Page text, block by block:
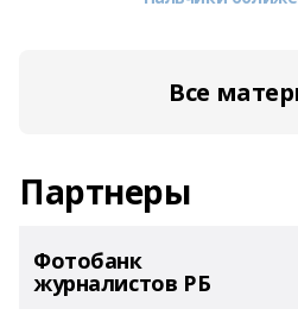
Все
Партнеры
Фотобанк
журналистов РБ